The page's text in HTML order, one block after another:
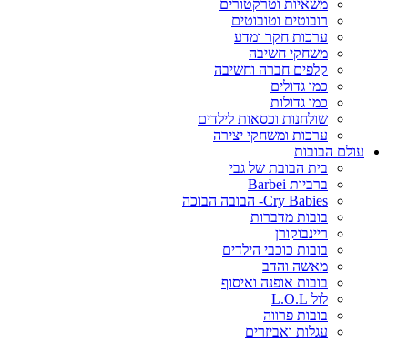
משאיות וטרקטורים
רובוטים וטובוטים
ערכות חקר ומדע
משחקי חשיבה
קלפים חברה וחשיבה
כמו גדולים
כמו גדולות
שולחנות וכסאות לילדים
ערכות ומשחקי יצירה
עולם הבובות
בית הבובת של גבי
ברביות Barbei
Cry Babies- הבובה הבוכה
בובות מדברות
ריינבוקורן
בובות כוכבי הילדים
מאשה והדב
בובות אופנה ואיסוף
לול L.O.L
בובות פרווה
עגלות ואביזרים